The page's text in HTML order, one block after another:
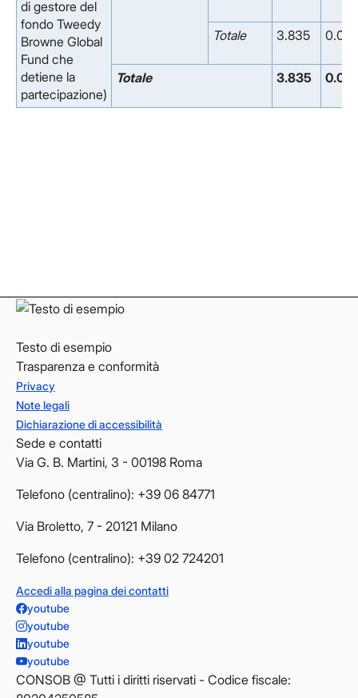
di gestore del
fondo Tweedy
Browne Global
Fund che
detiene la
partecipazione)
Totale 3.835
Totale 3.835
Testo di esempio
Trasparenza e conformità
Privacy
Note legali
Dichiarazione di accessibilità
Sede e contatti
Via G. B. Martini, 3 - 00198 Roma
Telefono (centralino): +39 06 84771
Via Broletto, 7 - 20121 Milano
Telefono (centralino): +39 02 724201
Accedi alla pagina dei contatti
youtube
youtube
youtube
youtube
CONSOB @ Tutti i diritti riservati - Codice fiscale: